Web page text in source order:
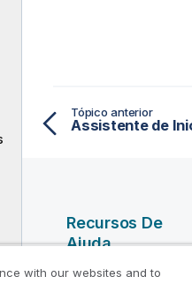
Tópico anterior
Assistente de
Recursos De
Ajuda
Vídeos da Qlik
with our websites and to